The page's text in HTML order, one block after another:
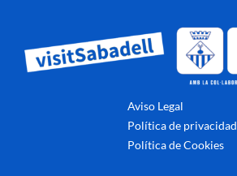
Aviso Legal
Política de privacidad
Política de Cookies